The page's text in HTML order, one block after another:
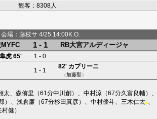
観客：8308人
会場：藤枝サ 4/25 14:00K.O.
1 - 1 RB大宮アルディージャ
虎 65'
1 - 0
1 - 1
82' カプリーニ
（加藤聖）
太 森侑里 （61分中川創）、 中村涼 （67分久富良輔）、
）、 浅倉廉 （67分杉田真彦）、 中村優斗 三木仁太■
村健 ）